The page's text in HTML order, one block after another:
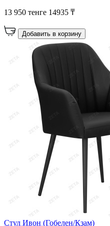
13 950 тенге 14935 ₸
Добавить в корзину
Стул Ивон (Гобелен/Кзам)